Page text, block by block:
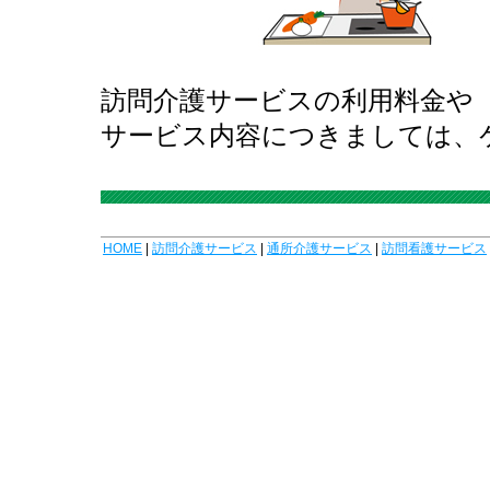
訪問介護サービスの利用料金や
サービス内容につきましては
HOME 訪問介護サービス 通所介護サービス 訪問看護サービス